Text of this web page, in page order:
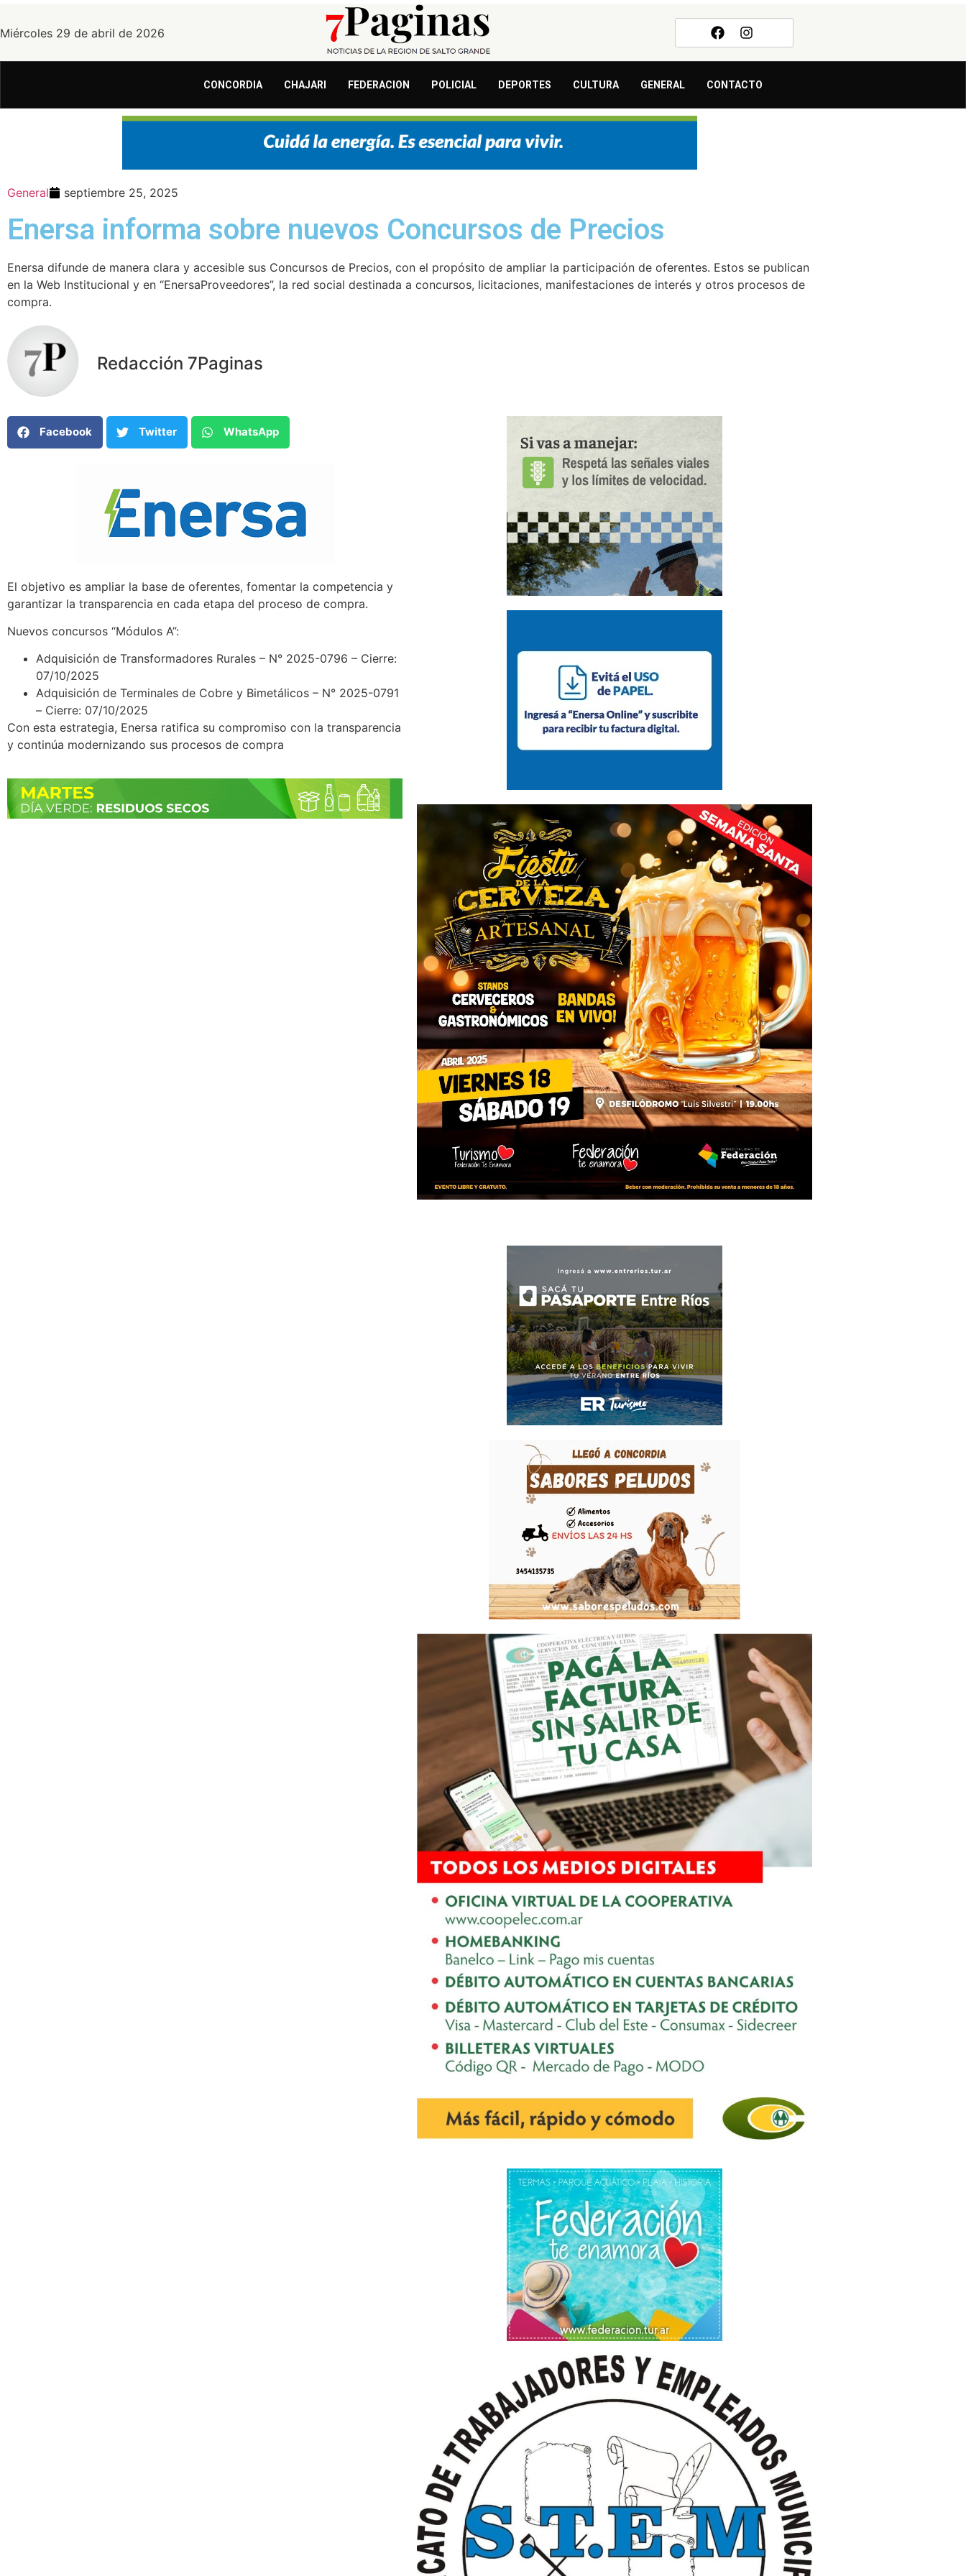
Miércoles 29 de abril de 2026
CONCORDIA CHAJARI FEDERACION POLICIAL DEPORTES CULTURA GENERAL CONTACTO
General septiembre 25, 2025
Enersa informa sobre nuevos Concursos de Precios
Enersa difunde de manera clara y accesible sus Concursos de Precios, con el propósito de ampliar la participación de oferentes. Estos se publican
en la Web Institucional y en “EnersaProveedores”, la red social destinada a concursos, licitaciones, manifestaciones de interés y otros procesos de
compra.
Redacción 7Paginas
Facebook Twitter WhatsApp
El objetivo es ampliar la base de oferentes, fomentar la competencia y
garantizar la transparencia en cada etapa del proceso de compra.
Nuevos concursos “Módulos A”:
Adquisición de Transformadores Rurales – N° 2025-0796 – Cierre:
07/10/2025
Adquisición de Terminales de Cobre y Bimetálicos – N° 2025-0791
– Cierre: 07/10/2025
Con esta estrategia, Enersa ratifica su compromiso con la transparencia
y continúa modernizando sus procesos de compra